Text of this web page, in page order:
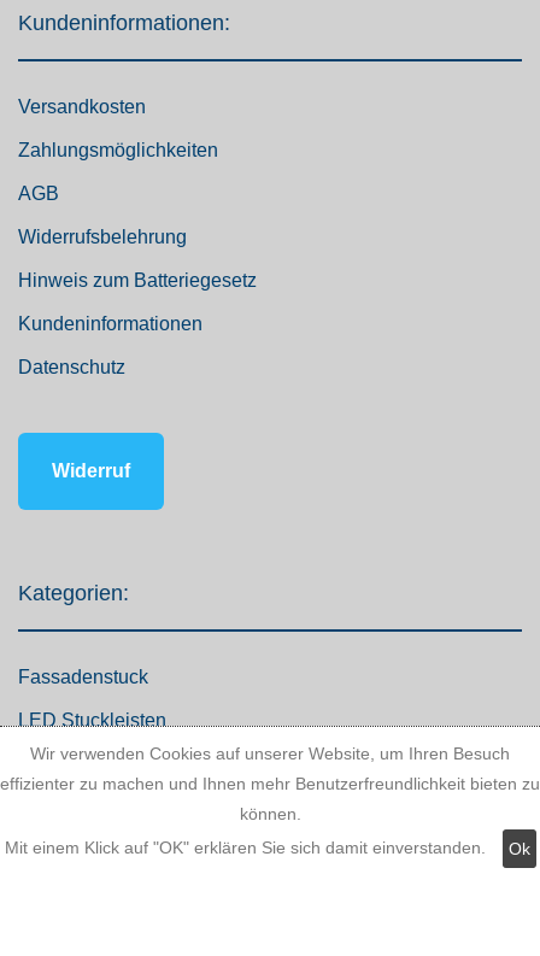
Kundeninformationen:
Versandkosten
Zahlungsmöglichkeiten
AGB
Widerrufsbelehrung
Hinweis zum Batteriegesetz
Kundeninformationen
Datenschutz
Widerruf
Kategorien:
Fassadenstuck
LED Stuckleisten
Innere Stuckleisten
LED Lampen LED-Shop
Wir verwenden Cookies auf unserer Website, um Ihren Besuch
effizienter zu machen und Ihnen mehr Benutzerfreundlichkeit bieten zu
können.
Mit einem Klick auf "OK" erklären Sie sich damit einverstanden.
Ok